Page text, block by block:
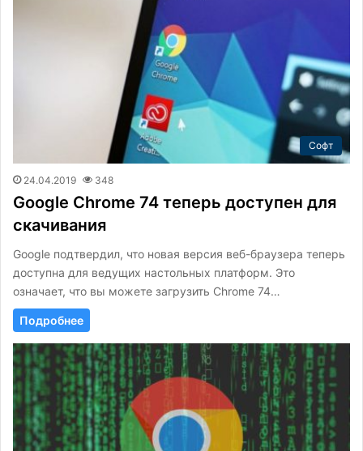
Софт
24.04.2019 348
Google Chrome 74 теперь доступен для
скачивания
Google подтвердил, что новая версия веб-браузера теперь
доступна для ведущих настольных платформ. Это
означает, что вы можете загрузить Chrome 74…
Подробнее